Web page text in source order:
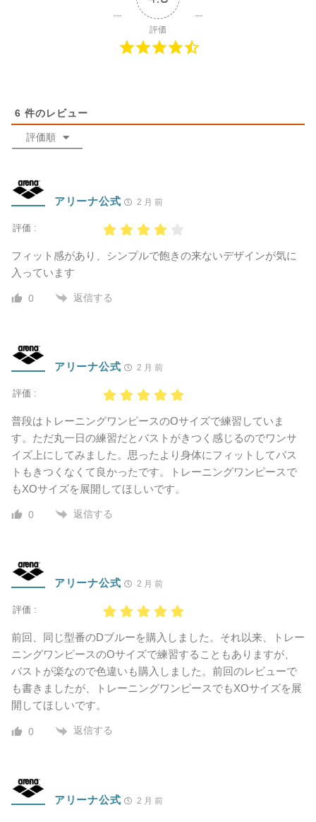
評価
6 件のレビュー
評価順
アリーナ公式 2 月 前
評価 :
フィット感があり、シンプルで飽きの来ないデザインが気に
入っています
0 返信する
アリーナ公式 2 月 前
評価 :
普段はトレーニングワンピースのOサイズで練習していま
す。ただ丸一日の練習だとバストがきつく感じるのでワンサ
イズ上にしてみました。思ったより身体にフィットしてバス
トもきつくなくて良かったです。トレーニングワンピースで
もXOサイズを展開してほしいです。
0 返信する
アリーナ公式 2 月 前
評価 :
前回、同じ型番のDブルーを購入しました。それ以来、トレー
ニングワンピースのOサイズで練習することもありますが、
バストが楽なので色違いも購入しました。前回のレビューで
も書きましたが、トレーニングワンピースでもXOサイズを展
開してほしいです。
0 返信する
アリーナ公式 2 月 前